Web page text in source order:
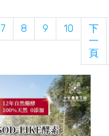
7 8 9 10
下
一
頁